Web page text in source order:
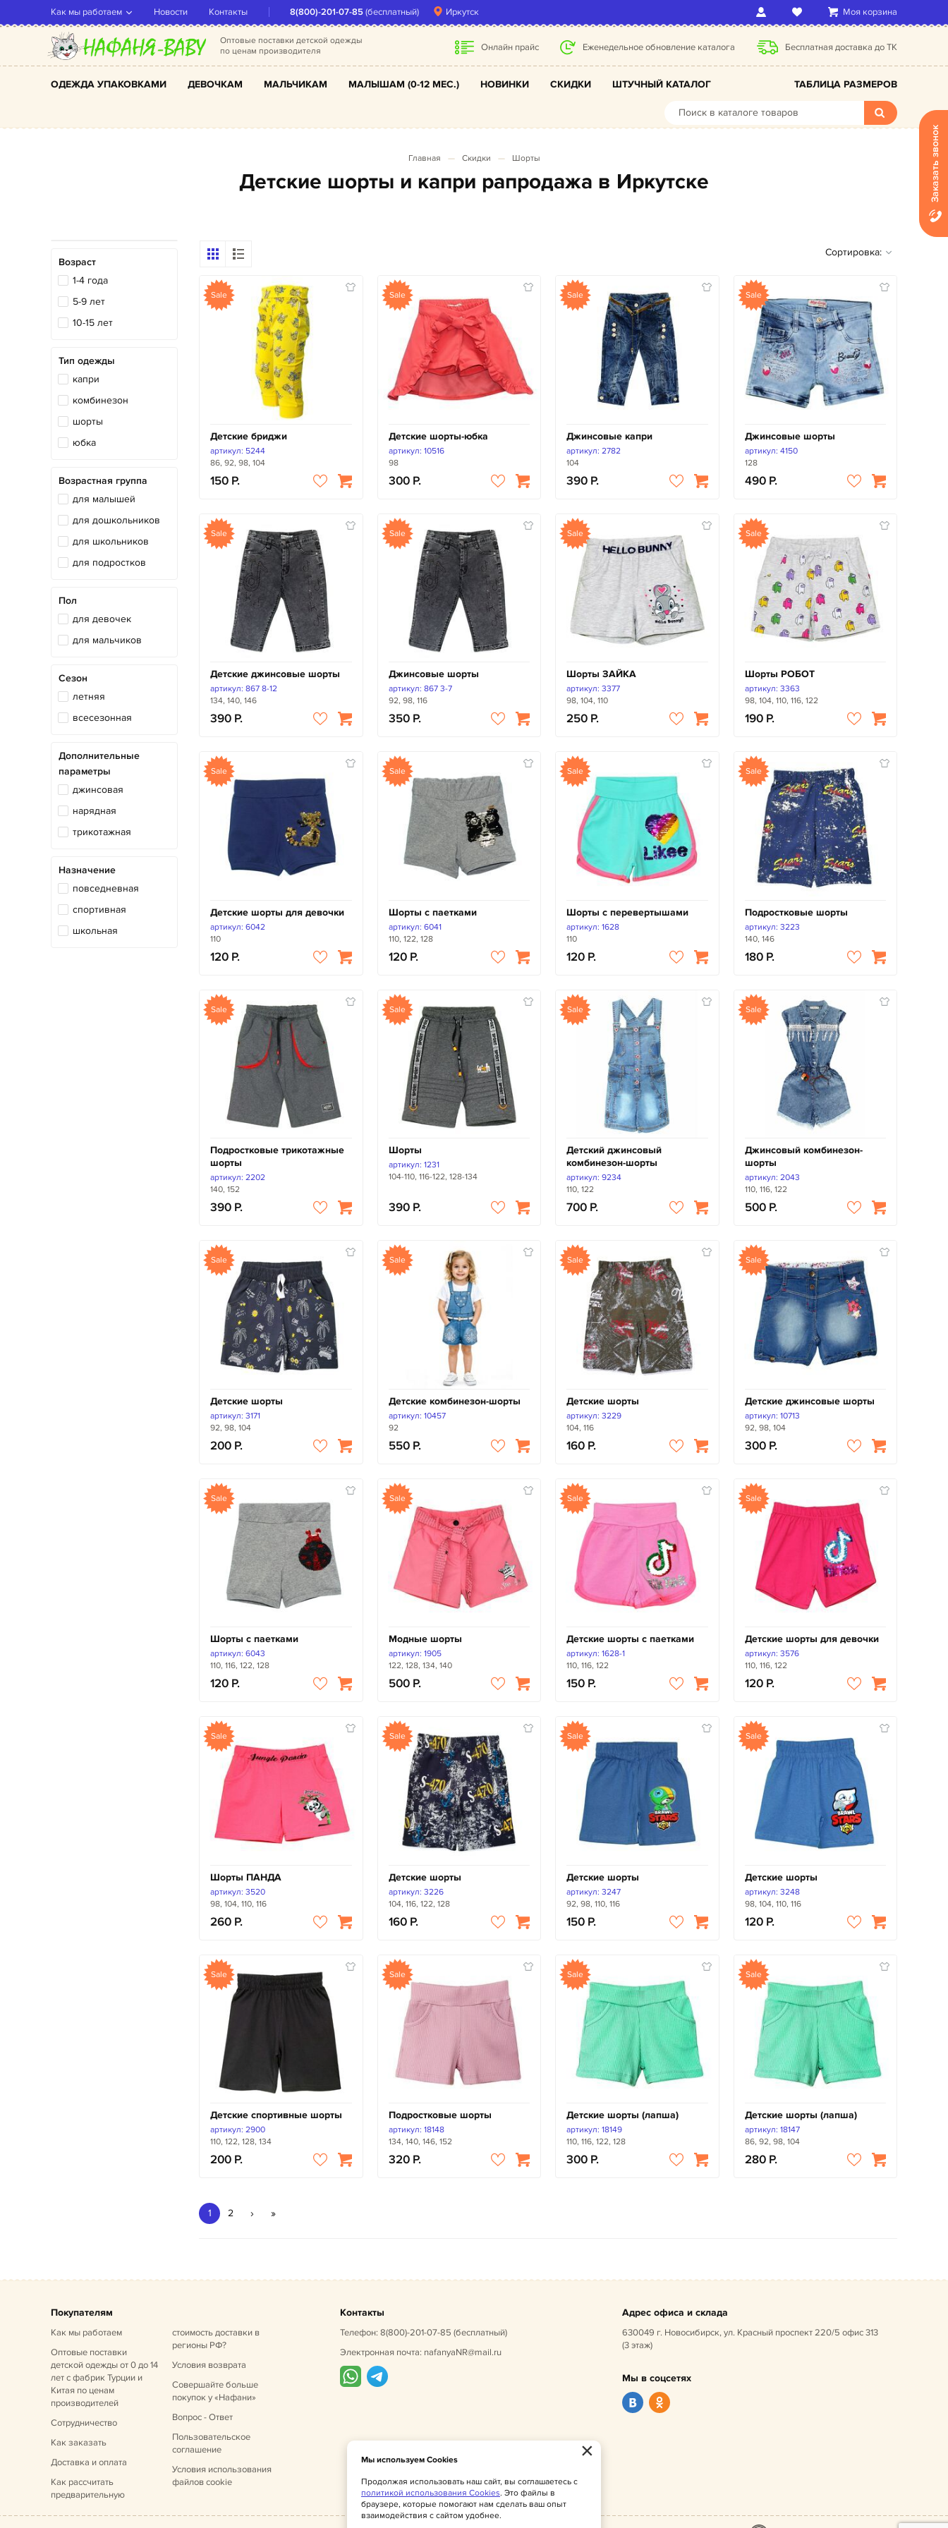
Моя корзина
Оптовые поставки детской одежды
по ценам производителя
Онлайн прайс Еженедельное обновление каталога Бесплатная доставка до ТК
ОДЕЖДА УПАКОВКАМИ ДЕВОЧКАМ МАЛЬЧИКАМ МАЛЫШАМ (0-12 МЕС.) НОВИНКИ СКИДКИ ШТУЧНЫЙ КАТАЛОГ ТАБЛИЦА РАЗМЕРОВ
Иркутск
8(800)-201-07-85(бесплатный)
Как мы работаем Новости Контакты
Главная Скидки Шорты
Детские шорты и капри рапродажа в Иркутске
Возраст
1-4 года
5-9 лет
10-15 лет
Тип одежды
капри
комбинезон
шорты
юбка
Возрастная группа
для малышей
для дошкольников
для школьников
для подростков
Пол
для девочек
для мальчиков
Сезон
летняя
всесезонная
Дополнительные
параметры
джинсовая
нарядная
трикотажная
Назначение
повседневная
спортивная
школьная
Сортировка:
Sale
Детские бриджи
артикул: 5244
86, 92, 98, 104
150
Sale
Детские шорты-юбка
артикул: 10516
98
300
Sale
Джинсовые капри
артикул: 2782
104
390
Sale
Джинсовые шорты
артикул: 4150
128
490
Sale
Детские джинсовые шорты
артикул: 867 8-12
134, 140, 146
390
Sale
Джинсовые шорты
артикул: 867 3-7
92, 98, 116
350
Sale
Шорты ЗАЙКА
артикул: 3377
98, 104, 110
250
Sale
Шорты РОБОТ
артикул: 3363
98, 104, 110, 116, 122
190
Sale
Детские шорты для девочки
артикул: 6042
110
120
Sale
Шорты с паетками
артикул: 6041
110, 122, 128
120
Sale
Шорты с перевертышами
артикул: 1628
110
120
Sale
Подростковые шорты
артикул: 3223
140, 146
180
Sale
Подростковые трикотажные
шорты
артикул: 2202
140, 152
390
Sale
Шорты
артикул: 1231
104-110, 116-122, 128-134
390
Sale
Детский джинсовый
комбинезон-шорты
артикул: 9234
110, 122
700
Sale
Джинсовый комбинезон-
шорты
артикул: 2043
110, 116, 122
500
Sale
Детские шорты
артикул: 3171
92, 98, 104
200
Sale
Детские комбинезон-шорты
артикул: 10457
92
550
Sale
Детские шорты
артикул: 3229
104, 116
160
Sale
Детские джинсовые шорты
артикул: 10713
92, 98, 104
300
Sale
Шорты с паетками
артикул: 6043
110, 116, 122, 128
120
Sale
Модные шорты
артикул: 1905
122, 128, 134, 140
500
Sale
Детские шорты с паетками
артикул: 1628-1
110, 116, 122
150
Sale
Детские шорты для девочки
артикул: 3576
110, 116, 122
120
Sale
Шорты ПАНДА
артикул: 3520
98, 104, 110, 116
260
Sale
Детские шорты
артикул: 3226
104, 116, 122, 128
160
Sale
Детские шорты
артикул: 3247
92, 98, 110, 116
150
Sale
Детские шорты
артикул: 3248
98, 104, 110, 116
120
Sale
Детские спортивные шорты
артикул: 2900
110, 122, 128, 134
200
Sale
Подростковые шорты
артикул: 18148
134, 140, 146, 152
320
Sale
Детские шорты (лапша)
артикул: 18149
110, 116, 122, 128
300
Sale
Детские шорты (лапша)
артикул: 18147
86, 92, 98, 104
280
1 2 › »
Покупателям
Как мы работаем
Оптовые поставки
детской одежды от 0 до 14
летс фабрик Турции и
Китая по ценам
производителей
Сотрудничество
Как заказать
Доставка и оплата
Как рассчитать
предварительную
стоимость доставки в
регионы РФ?
Условия возврата
Совершайте больше
покупок у «Нафани»
Вопрос - Ответ
Пользовательское
соглашение
Условия использования
файлов cookie
Контакты
Телефон: 8(800)-201-07-85 (бесплатный)
Электронная почта: nafanyaNR@mail.ru
Адрес офиса и склада
630049 г. Новосибирск, ул. Красный проспект 220/5 офис 313
(3 этаж)
Мы в соцсетях
×
Мы используем Cookies
Продолжая использовать наш сайт, вы соглашаетесь с
политикой использования Cookies. Это файлы в
браузере, которые помогают нам сделать ваш опыт
взаимодействия с сайтом удобнее.
Заказать звонок